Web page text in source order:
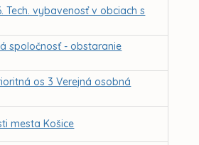
Tech. vybavenosť v obciach s
spoločnosť - obstaranie
os 3 Verejná osobná
mesta Košice